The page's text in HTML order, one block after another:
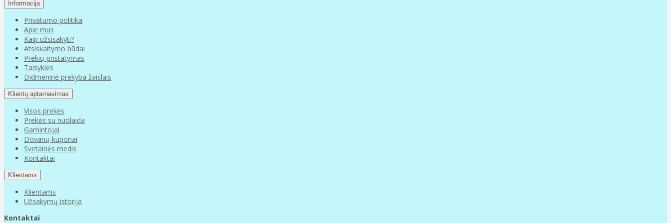
Informacija
Privatumo politika
Apie mus
Kaip užsisakyti?
Atsiskaitymo būdai
Prekių pristatymas
Taisyklės
Didmeninė prekyba žaislais
Klientų aptarnavimas
Visos prekės
Prekės su nuolaida
Gamintojai
Dovanų kuponai
Svetainės medis
Kontaktai
Klientams
Klientams
Užsakymų istorija
Kontaktai